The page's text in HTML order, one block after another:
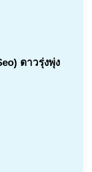
ดาวรุ่งพุ่ง